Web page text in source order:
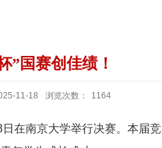
”国赛创佳绩！
11-18 浏览次数： 1164
在南京大学举行决赛。本届